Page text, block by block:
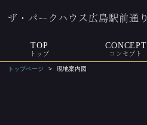
ザ・パークハウス広島駅前通り
TOP
トップ
CONCEPT
コンセプト
トップページ 現地案内図